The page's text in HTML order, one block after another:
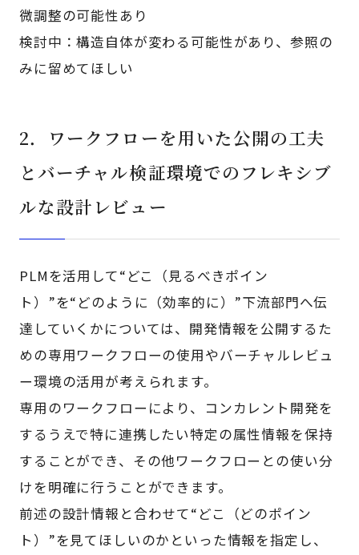
微調整の可能性あり
検討中：構造自体が変わる可能性があり、参照の
みに留めてほしい
2．ワークフローを用いた公開の工夫
とバーチャル検証環境でのフレキシブ
ルな設計レビュー
PLMを活用して“どこ（見るべきポイン
ト）”を“どのように（効率的に）”下流部門へ伝
達していくかについては、開発情報を公開するた
めの専用ワークフローの使用やバーチャルレビュ
ー環境の活用が考えられます。
専用のワークフローにより、コンカレント開発を
するうえで特に連携したい特定の属性情報を保持
することができ、その他ワークフローとの使い分
けを明確に行うことができます。
前述の設計情報と合わせて“どこ（どのポイン
ト）”を見てほしいのかといった情報を指定し、